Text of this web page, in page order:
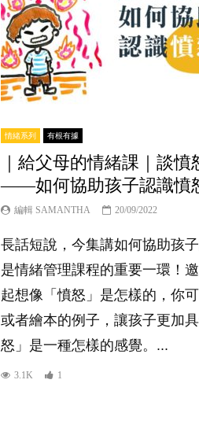
情緒系列 有根有據
｜給父母的情緒課｜談憤
——如何協助孩子認識憤
編輯 SAMANTHA 20/09/2022
長話短說，今集講如何協助孩
是情緒管理課程的重要一環！
起想像「憤怒」是怎樣的，你
或者繪本的例子，讓孩子更加
怒」是一種怎樣的感覺。...
3.1K 1